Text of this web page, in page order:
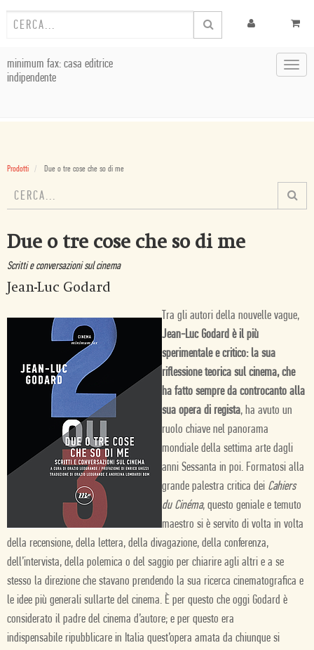
minimum fax: casa editrice
indipendente
Prodotti Due o tre cose che so di me
Due o tre cose che so di me
Scritti e conversazioni sul cinema
Jean-Luc Godard
Tra gli autori della nouvelle vague,
Jean-Luc Godard è il più
sperimentale e critico: la sua
riflessione teorica sul cinema, che
ha fatto sempre da controcanto alla
sua opera di regista, ha avuto un
ruolo chiave nel panorama
mondiale della settima arte dagli
anni Sessanta in poi. Formatosi alla
grande palestra critica dei Cahiers
du Cinéma, questo geniale e temuto
maestro si è servito di volta in volta
della recensione, della lettera, della divagazione, della conferenza,
dell’intervista, della polemica o del saggio per chiarire agli altri e a se
stesso la direzione che stavano prendendo la sua ricerca cinematografica e
le idee più generali sullarte del cinema. È per questo che oggi Godard è
considerato il padre del cinema d’autore; e per questo era
indispensabile ripubblicare in Italia quest’opera amata da chiunque si